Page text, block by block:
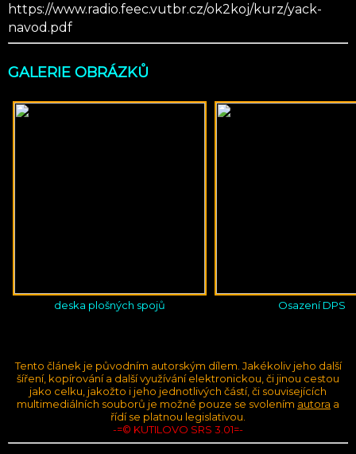
https://www.radio.feec.vutbr.cz/ok2koj/kurz/yack-
navod.pdf
GALERIE OBRÁZKŮ
deska plošných spojů Osazení DPS
Tento článek je původním autorským dílem. Jakékoliv jeho další
šíření, kopírování a další využívání elektronickou, či jinou cestou
jako celku, jakožto i jeho jednotlivých částí, či souvisejících
multimediálních souborů je možné pouze se svolením autora a
řídí se platnou legislativou.
-=© KUTILOVO SRS 3.01=-